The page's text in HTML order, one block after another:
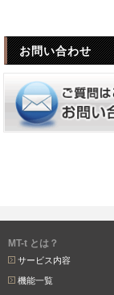
お問い合わせ
MT-t とは？
サービス内容
機能一覧